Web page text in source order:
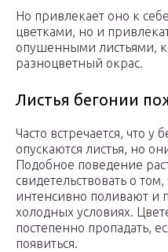
Но привлекает оно к
цветками, но и
опушенными листьями,
разноцветный окрас.
Листья бегонии
Часто встречается, что у
опускаются листья, но
Подобное поведение
свидетельствовать о
интенсивно поливают и
холодных условиях.
постепенно пропадать,
появиться.